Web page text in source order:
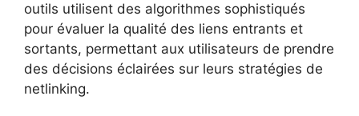
outils utilisent des algorithmes sophistiqués
pour évaluer la qualité des liens entrants et
sortants, permettant aux utilisateurs de prendre
des décisions éclairées sur leurs stratégies de
netlinking.